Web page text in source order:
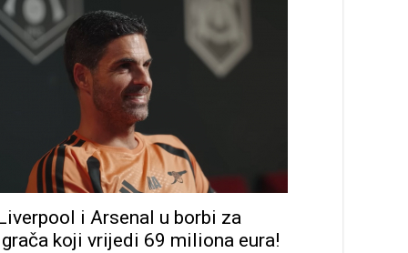
i Arsenal u borbi za
koji vrijedi 69 miliona eura!